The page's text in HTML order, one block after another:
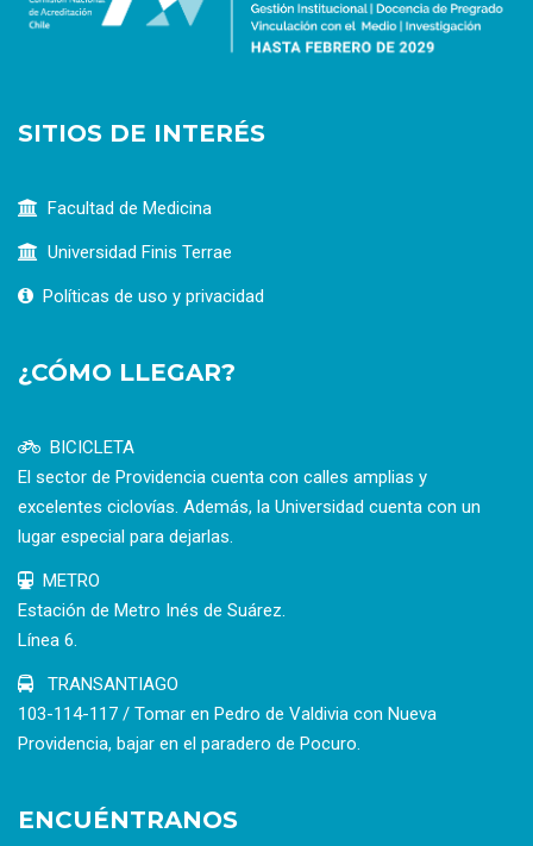
SITIOS DE INTERÉS
Facultad de Medicina
Universidad Finis Terrae
Políticas de uso y privacidad
¿CÓMO LLEGAR?
BICICLETA
El sector de Providencia cuenta con calles amplias y
excelentes ciclovías. Además, la Universidad cuenta con un
lugar especial para dejarlas.
METRO
Estación de Metro Inés de Suárez.
Línea 6.
TRANSANTIAGO
103-114-117 / Tomar en Pedro de Valdivia con Nueva
Providencia, bajar en el paradero de Pocuro.
ENCUÉNTRANOS